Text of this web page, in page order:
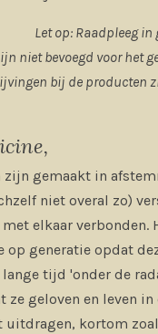
Let op: Raadpleeg
niet bevoegd voor het
bij de producten
gemaakt in
niet overal zo)
elkaar
op generatie opdat
lange tijd 'onder de
geloven en leven
kortom